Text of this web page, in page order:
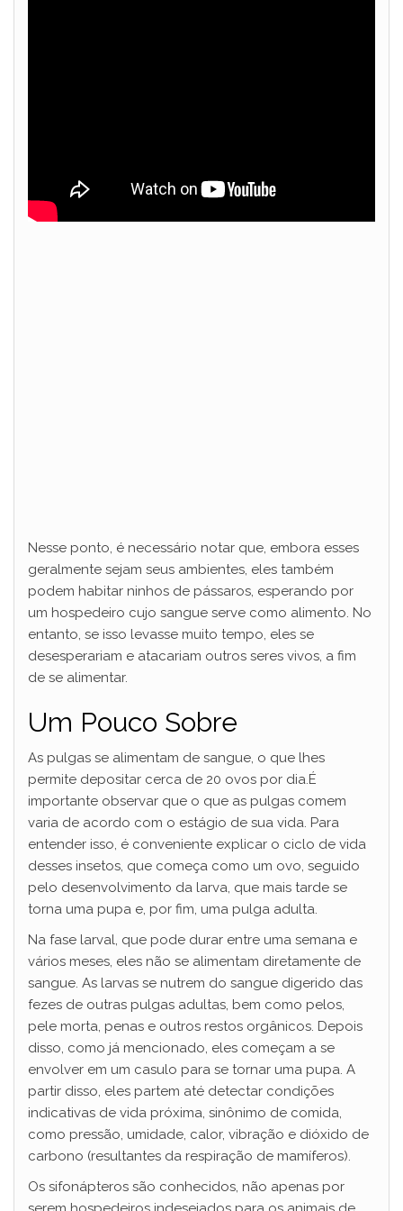
Nesse ponto, é necessário notar que, embora esses
geralmente sejam seus ambientes, eles também
podem habitar ninhos de pássaros, esperando por
um hospedeiro cujo sangue serve como alimento. No
entanto, se isso levasse muito tempo, eles se
desesperariam e atacariam outros seres vivos, a fim
de se alimentar.
Um Pouco Sobre
As pulgas se alimentam de sangue, o que lhes
permite depositar cerca de 20 ovos por dia.É
importante observar que o que as pulgas comem
varia de acordo com o estágio de sua vida. Para
entender isso, é conveniente explicar o ciclo de vida
desses insetos, que começa como um ovo, seguido
pelo desenvolvimento da larva, que mais tarde se
torna uma pupa e, por fim, uma pulga adulta.
Na fase larval, que pode durar entre uma semana e
vários meses, eles não se alimentam diretamente de
sangue. As larvas se nutrem do sangue digerido das
fezes de outras pulgas adultas, bem como pelos,
pele morta, penas e outros restos orgânicos. Depois
disso, como já mencionado, eles começam a se
envolver em um casulo para se tornar uma pupa. A
partir disso, eles partem até detectar condições
indicativas de vida próxima, sinônimo de comida,
como pressão, umidade, calor, vibração e dióxido de
carbono (resultantes da respiração de mamíferos).
Os sifonápteros são conhecidos, não apenas por